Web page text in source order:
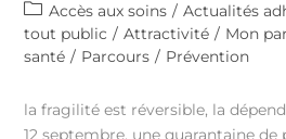
Accès aux soins / Actualités
tout public / Attractivité / Mon
santé / Parcours / Prévention
la fragilité est réversible, la
12 septembre, une quarantaine